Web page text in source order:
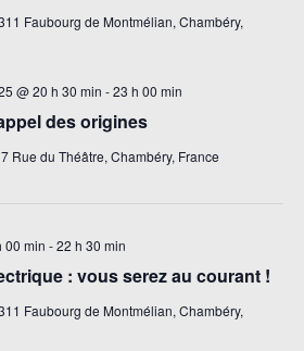
Faubourg de Montmélian, Chambéry,
des origines
@ 20 h 30 min -23 h 00 min
7 Rue du Théâtre, Chambéry, France
: vous serez au courant !
00 min -22 h 30 min
Faubourg de Montmélian, Chambéry,